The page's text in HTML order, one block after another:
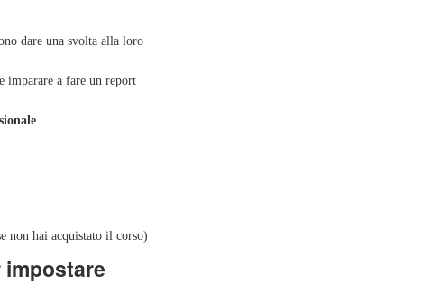
dare una svolta alla loro
imparare a fare un report
non hai acquistato il corso)
impostare